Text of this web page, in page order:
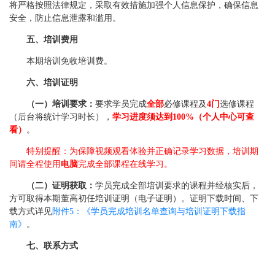
将严格按照法律规定，采取有效措施加强个人信息保护，确保信息
安全，防止信息泄露和滥用。
五、培训费用
本期培训免收培训费。
六、培训证明
（一）培训要求： 要求学员完成全部必修课程及4门选修课程
（后台将统计学习时长）， 学习进度须达到100%（个人中心可查
看） 。
特别提醒：为保障视频观看体验并正确记录学习数据，培训期
间请全程使用 电脑完成全部课程在线学习。
（二）证明获取： 学员完成全部培训要求的课程并经核实后，
方可取得本期董高初任培训证明（电子证明）。证明下载时间、下
载方式详见附件5：《学员完成培训名单查询与培训证明下载指
南》 。
七、联系方式